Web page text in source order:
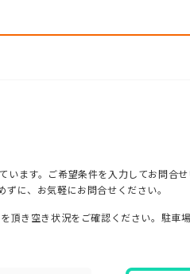
ます。ご希望条件を入力してお問合
に、お気軽にお問合せください。
頂き空き状況をご確認ください。駐車